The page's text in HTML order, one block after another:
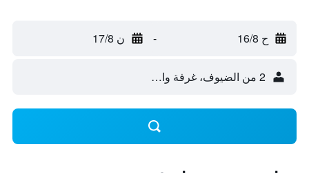
ح 16/8 - ن 17/8
2 من الضيوف، غرفة واحدة